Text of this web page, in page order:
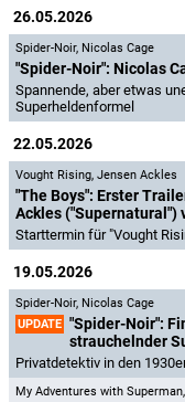
26.05.2026
Spider-Noir, Nicolas Cage
"Spider-Noir": Nicolas
Spannende, aber etwas
Superheldenformel
22.05.2026
Vought Rising, Jensen Ackles
"The Boys": Erster
Ackles ("Supernatural")
Starttermin für "Vought
19.05.2026
Spider-Noir, Nicolas Cage
UPDATE "Spider-Noir":
strauchelnder
Privatdetektiv in den
My Adventures with Superman,